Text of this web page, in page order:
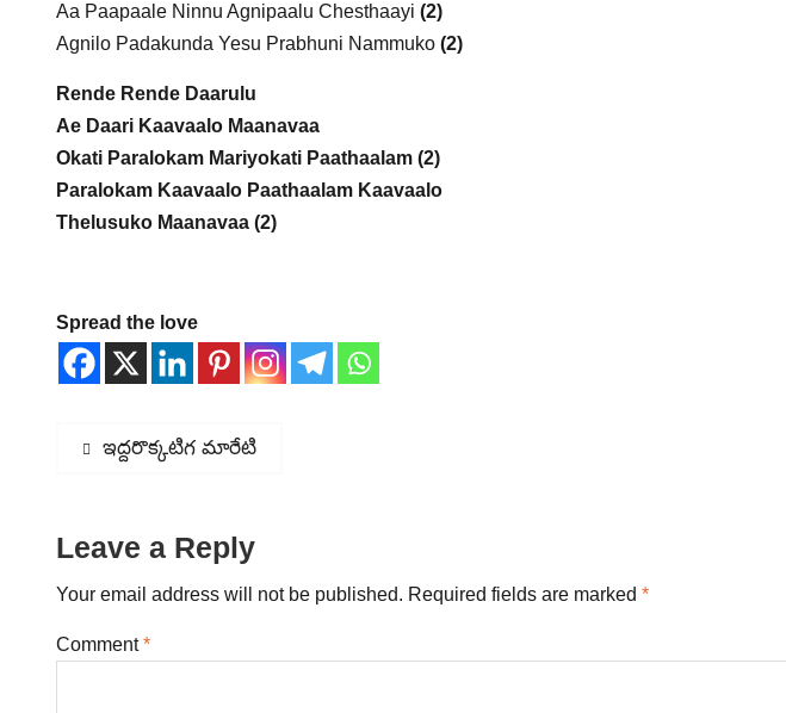
Aa Paapaale Ninnu Agnipaalu Chesthaayi (2)
Agnilo Padakunda Yesu Prabhuni Nammuko (2)
Rende Rende Daarulu
Ae Daari Kaavaalo Maanavaa
Okati Paralokam Mariyokati Paathaalam (2)
Paralokam Kaavaalo Paathaalam Kaavaalo
Thelusuko Maanavaa (2)
Spread the love
Post
Previous
ఇద్దరొక్కటిగ మారేటి
Leave a Reply
Your email address will not be published. Required fields are marked *
Comment*